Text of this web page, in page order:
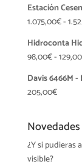
Estación
1.075,00€-
Hidroconta
98,00€-129,00
Davis 6466M
205,00€
¿Y si pudieras
visible?